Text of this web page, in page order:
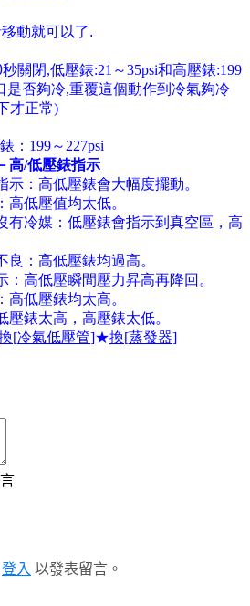
動就可以了.
秒關閉,低壓錶:21 ～35psi和高壓錶:199
是否夠冷,重覆這個動作到冷氣夠冷
才正常)
錶 ： 199～ 227psi
高/低壓錶指示
：高低壓錶會大幅度擺動。
低壓值均太低。
有冷媒：低壓錶會指示到真空區，高
：高低壓錶均過高。
：高低壓瞬間壓力昇高再降回。
高低壓錶均太高。
壓錶太高，高壓錶太低。
[冷氣低壓管]★換[蒸發器]
登入 以發表留言。